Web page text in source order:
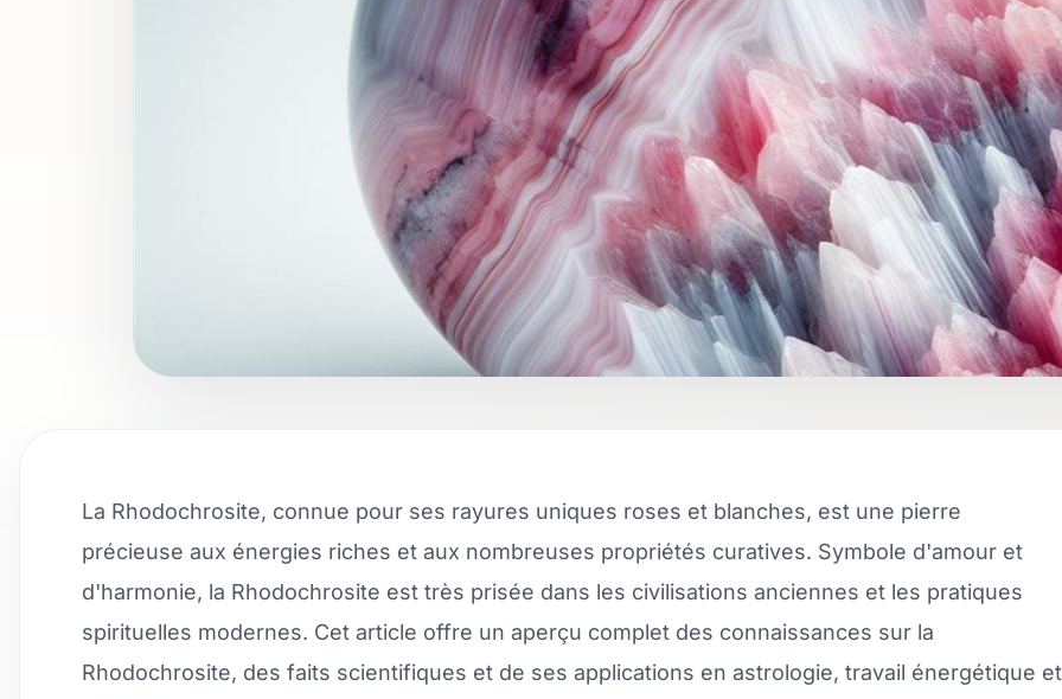
La Rhodochrosite, connue pour ses rayures uniques roses et blanches, est une pierre
précieuse aux énergies riches et aux nombreuses propriétés curatives. Symbole d'amour et
d'harmonie, la Rhodochrosite est très prisée dans les civilisations anciennes et les pratiques
spirituelles modernes. Cet article offre un aperçu complet des connaissances sur la
Rhodochrosite, des faits scientifiques et de ses applications en astrologie, travail énergétique et